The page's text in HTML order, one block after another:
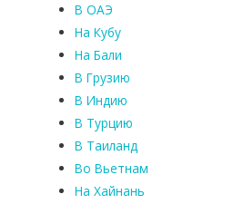
В ОАЭ
На Кубу
На Бали
В Грузию
В Индию
В Турцию
В Таиланд
Во Вьетнам
На Хайнань